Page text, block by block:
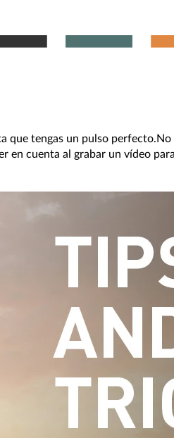
que tengas un pulso
cuenta al grabar un vídeo